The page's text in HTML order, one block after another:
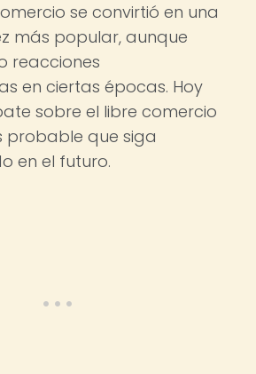
se convirtió en una
más popular, aunque
reacciones
en ciertas épocas. Hoy
sobre el libre comercio
probable que siga
en el futuro.